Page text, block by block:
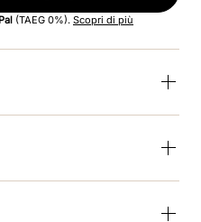
(TAEG 0%). Scopri di più